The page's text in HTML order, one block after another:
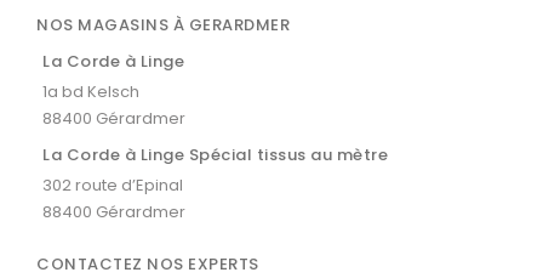
NOS MAGASINS À GERARDMER
La Corde à Linge
1a bd Kelsch
88400 Gérardmer
La Corde à Linge Spécial tissus au mètre
302 route d’Epinal
88400 Gérardmer
CONTACTEZ NOS EXPERTS